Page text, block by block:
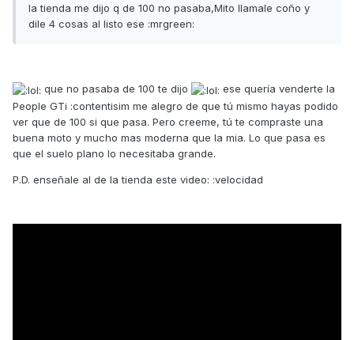
la tienda me dijo q de 100 no pasaba,Mito llamale coño y
dile 4 cosas al listo ese :mrgreen:
que no pasaba de 100 te dijo
ese quería venderte la
People GTi :contentisim me alegro de que tú mismo hayas podido
ver que de 100 si que pasa. Pero creeme, tú te compraste una
buena moto y mucho mas moderna que la mia. Lo que pasa es
que el suelo plano lo necesitaba grande.
P.D. enseñale al de la tienda este video: :velocidad